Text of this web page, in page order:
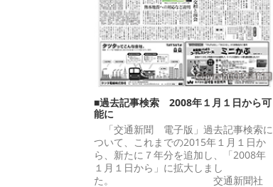
■過去記事検索 2008年１月１日から可
能に
「交通新聞 電子版」過去記事検索に
ついて、これまでの2015年１月１日か
ら、新たに７年分を追加し、「2008年
１月１日から」に拡大しまし
た。 交通新聞社